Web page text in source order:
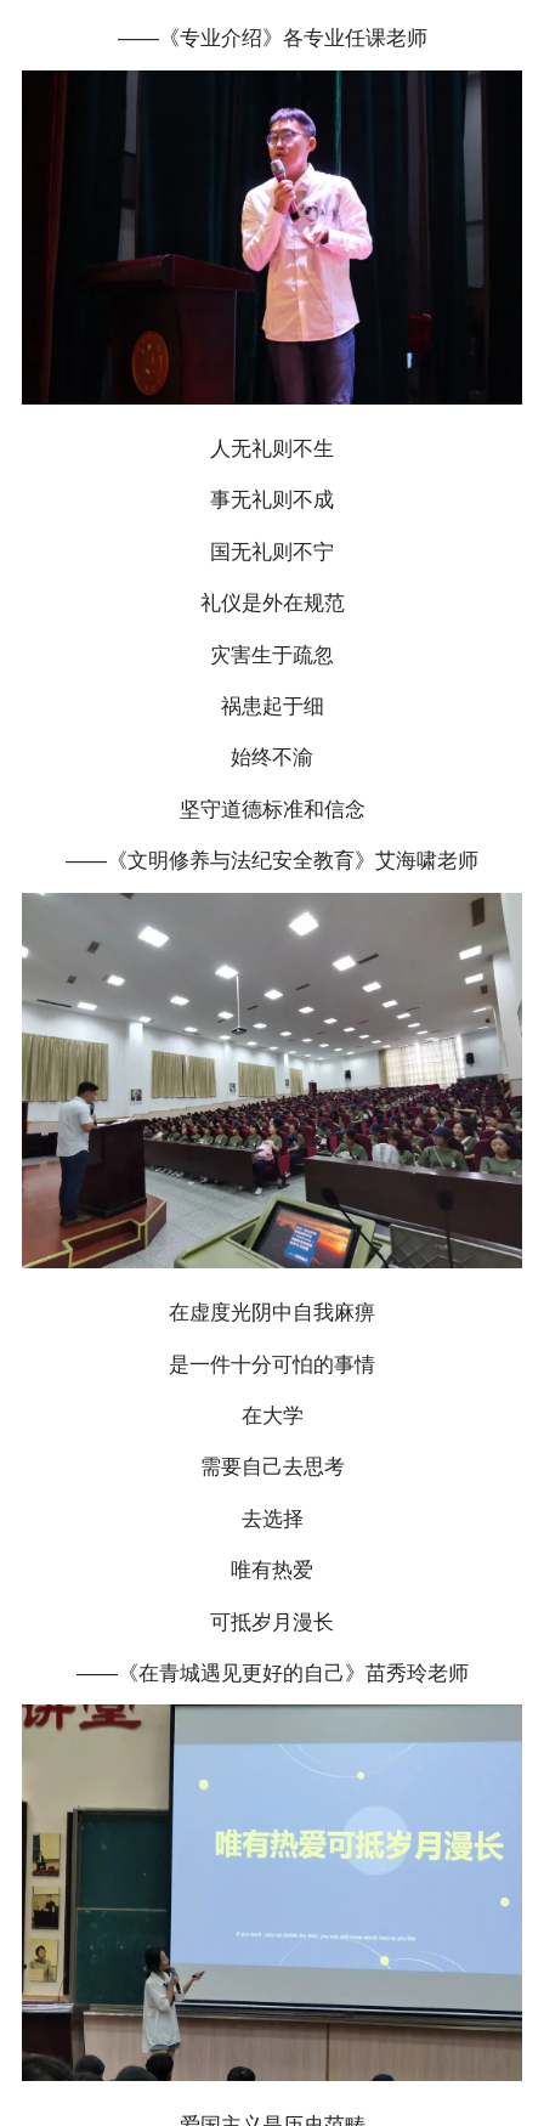
——《专业介绍》各专业任课老师
人无礼则不生
事无礼则不成
国无礼则不宁
礼仪是外在规范
灾害生于疏忽
祸患起于细
始终不渝
坚守道德标准和信念
——《文明修养与法纪安全教育》艾海啸老师
在虚度光阴中自我麻痹
是一件十分可怕的事情
在大学
需要自己去思考
去选择
唯有热爱
可抵岁月漫长
——《在青城遇见更好的自己》苗秀玲老师